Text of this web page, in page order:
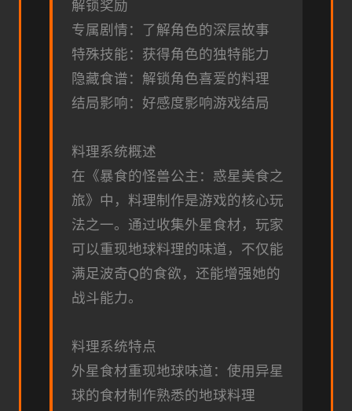
解锁奖励
专属剧情：了解角色的深层故事
特殊技能：获得角色的独特能力
隐藏食谱：解锁角色喜爱的料理
结局影响：好感度影响游戏结局
料理系统概述
在《暴食的怪兽公主：惑星美食之
旅》中，料理制作是游戏的核心玩
法之一。通过收集外星食材，玩家
可以重现地球料理的味道，不仅能
满足波奇Q的食欲，还能增强她的
战斗能力。
料理系统特点
外星食材重现地球味道：使用异星
球的食材制作熟悉的地球料理